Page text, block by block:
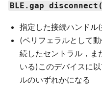
指定した接続ハンドル
(ペリフェラルとして
続したセントラル，ま
いる)このデバイスに
ルのいずれかになる